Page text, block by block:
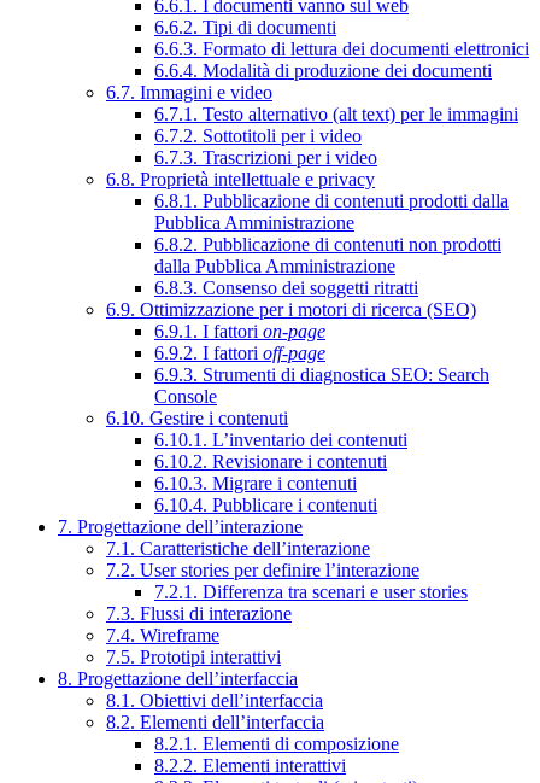
6.6.1. I documenti vanno sul web
6.6.2. Tipi di documenti
6.6.3. Formato di lettura dei documenti elettronici
6.6.4. Modalità di produzione dei documenti
6.7. Immagini e video
6.7.1. Testo alternativo (alt text) per le immagini
6.7.2. Sottotitoli per i video
6.7.3. Trascrizioni per i video
6.8. Proprietà intellettuale e privacy
6.8.1. Pubblicazione di contenuti prodotti dalla
Pubblica Amministrazione
6.8.2. Pubblicazione di contenuti non prodotti
dalla Pubblica Amministrazione
6.8.3. Consenso dei soggetti ritratti
6.9. Ottimizzazione per i motori di ricerca (SEO)
6.9.1. I fattori on-page
6.9.2. I fattori off-page
6.9.3. Strumenti di diagnostica SEO: Search
Console
6.10. Gestire i contenuti
6.10.1. L’inventario dei contenuti
6.10.2. Revisionare i contenuti
6.10.3. Migrare i contenuti
6.10.4. Pubblicare i contenuti
7. Progettazione dell’interazione
7.1. Caratteristiche dell’interazione
7.2. User stories per definire l’interazione
7.2.1. Differenza tra scenari e user stories
7.3. Flussi di interazione
7.4. Wireframe
7.5. Prototipi interattivi
8. Progettazione dell’interfaccia
8.1. Obiettivi dell’interfaccia
8.2. Elementi dell’interfaccia
8.2.1. Elementi di composizione
8.2.2. Elementi interattivi